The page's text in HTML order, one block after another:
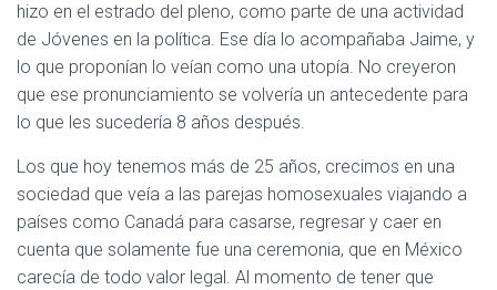
hizo en el estrado del pleno, como parte de una actividad
de Jóvenes en la política. Ese día lo acompañaba Jaime, y
lo que proponían lo veían como una utopía. No creyeron
que ese pronunciamiento se volvería un antecedente para
lo que les sucedería 8 años después.
Los que hoy tenemos más de 25 años, crecimos en una
sociedad que veía a las parejas homosexuales viajando a
países como Canadá para casarse, regresar y caer en
cuenta que solamente fue una ceremonia, que en México
carecía de todo valor legal. Al momento de tener que